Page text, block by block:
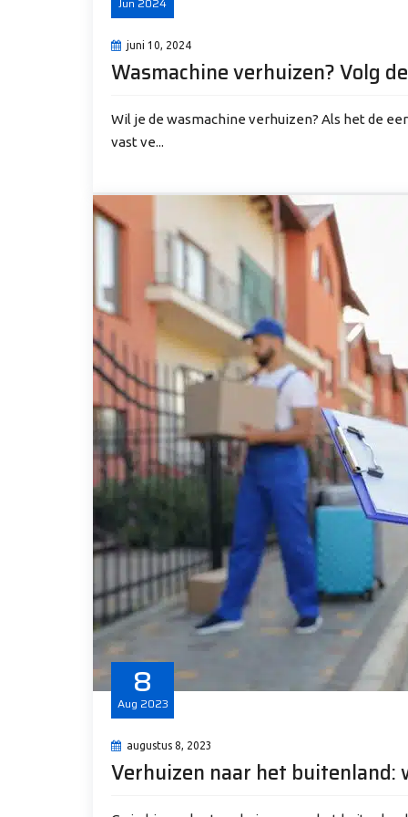
juni 10, 2024
Wasmachine verhuizen? Volg
Wil je de wasmachine verhuizen? Als het de
vast ve...
8
Aug 2023
augustus 8, 2023
Verhuizen naar het buitenland: